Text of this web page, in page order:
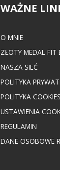
WAŻNE
O MNIE
ZŁOTY MEDAL FIT
NASZA SIEĆ
POLITYKA
POLITYKA COOKIES
USTAWIENIA
REGULAMIN
DANE OSOBOWE